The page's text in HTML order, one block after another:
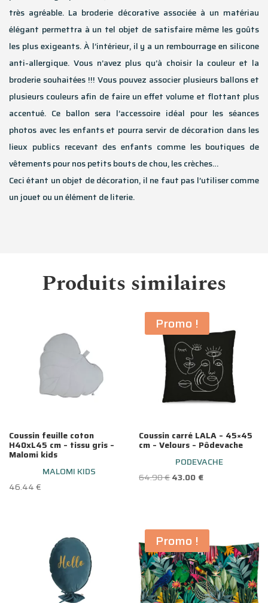
très agréable. La broderie décorative associée à un matériau
élégant permettra à un tel objet de satisfaire même les goûts
les plus exigeants. À l’intérieur, il y a un rembourrage en silicone
anti-allergique. Vous n’avez plus qu’à choisir la couleur et la
broderie souhaitées !!! Vous pouvez associer plusieurs ballons et
plusieurs couleurs afin de faire un effet volume et flottant plus
accentué. Ce ballon sera l’accessoire idéal pour les séances
photos avec les enfants et pourra servir de décoration dans les
lieux publics recevant des enfants comme les boutiques de
vêtements pour nos petits bouts de chou, les crèches…
Ceci étant un objet de décoration, il ne faut pas l’utiliser comme
un jouet ou un élément de literie.
Produits similaires
Coussin feuille coton
H40xL45 cm – tissu gris –
Malomi kids
MALOMI KIDS
46.44€
Promo !
Coussin carré LALA – 45×45
cm – Velours – Pôdevache
PODEVACHE
64.90€Le
64.90 €.
43.00 €Le
Promo !